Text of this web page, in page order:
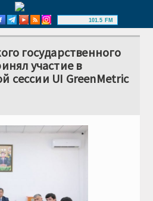
101.5 FM
государственного
участие в
сессии UI GreenMetric